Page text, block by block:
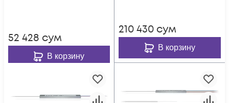
52 428 сум
В корзину
210 430 сум
В корзину